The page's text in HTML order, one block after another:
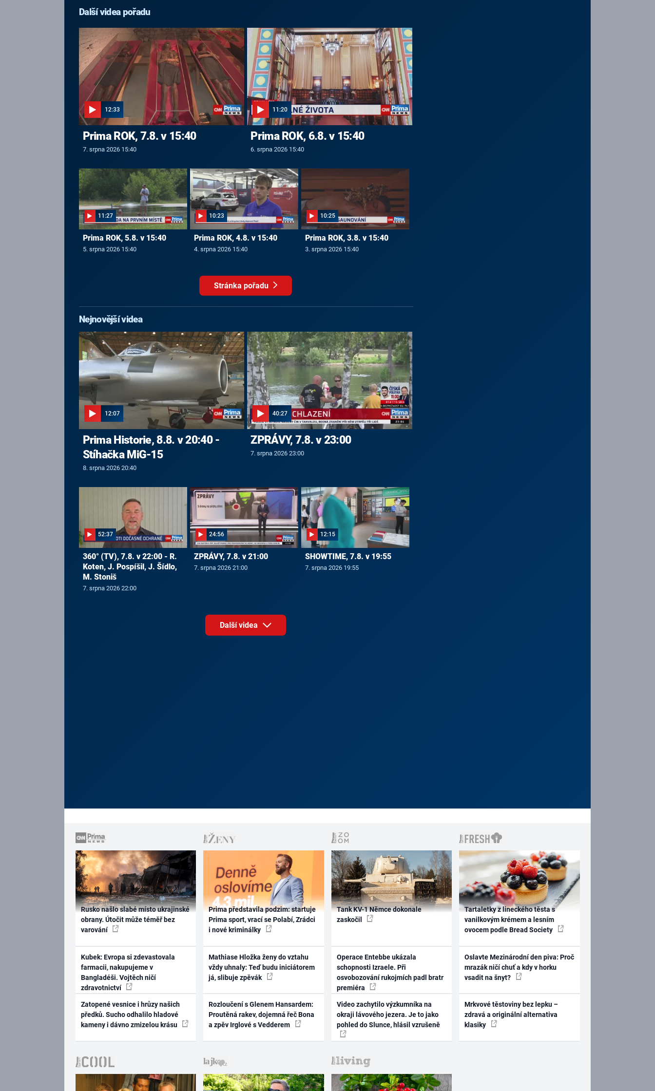
Další videa pořadu
12:33
Prima ROK, 7.8. v 15:40
7. srpna 2026 15:40
11:20
Prima ROK, 6.8. v 15:40
6. srpna 2026 15:40
11:27
Prima ROK, 5.8. v 15:40
5. srpna 2026 15:40
10:23
Prima ROK, 4.8. v 15:40
4. srpna 2026 15:40
10:25
Prima ROK, 3.8. v 15:40
3. srpna 2026 15:40
Stránka pořadu
Nejnovější videa
12:07
Prima Historie, 8.8. v 20:40 -
Stíhačka MiG-15
8. srpna 2026 20:40
40:27
ZPRÁVY, 7.8. v 23:00
7. srpna 2026 23:00
52:37
360° (TV), 7.8. v 22:00 - R.
Koten, J. Pospíšil, J. Šídlo,
M. Stoniš
7. srpna 2026 22:00
24:56
ZPRÁVY, 7.8. v 21:00
7. srpna 2026 21:00
12:15
SHOWTIME, 7.8. v 19:55
7. srpna 2026 19:55
Další videa
Rusko našlo slabé místo ukrajinské
obrany. Útočit může téměř bez
varování
Kubek: Evropa si zdevastovala
farmacii, nakupujeme v
Bangladéši. Vojtěch ničí
zdravotnictví
Zatopené vesnice i hrůzy našich
předků. Sucho odhalilo hladové
kameny i dávno zmizelou krásu
Prima představila podzim: startuje
Prima sport, vrací se Polabí, Zrádci
i nové kriminálky
Mathiase Hložka ženy do vztahu
vždy uhnaly: Teď budu iniciátorem
já, slibuje zpěvák
Rozloučení s Glenem Hansardem:
Proutěná rakev, dojemná řeč Bona
a zpěv Irglové s Vedderem
Tank KV-1 Němce dokonale
zaskočil
Operace Entebbe ukázala
schopnosti Izraele. Při
osvobozování rukojmích padl bratr
premiéra
Video zachytilo výzkumníka na
okraji lávového jezera. Je to jako
pohled do Slunce, hlásil vzrušeně
Tartaletky z lineckého těsta s
vanilkovým krémem a lesním
ovocem podle Bread Society
Oslavte Mezinárodní den piva: Proč
mrazák ničí chuť a kdy v horku
vsadit na šnyt?
Mrkvové těstoviny bez lepku –
zdravá a originální alternativa
klasiky